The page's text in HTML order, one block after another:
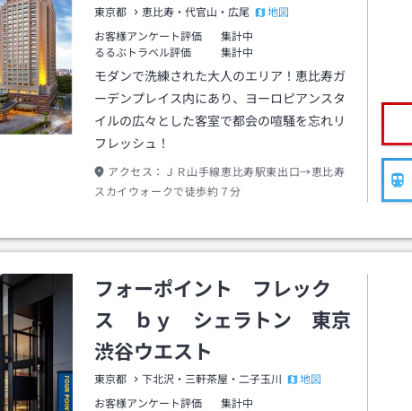
東京都 恵比寿・代官山・広尾
地図
お客様アンケート評価
集計中
るるぶトラベル評価
集計中
モダンで洗練された大人のエリア！恵比寿ガ
ーデンプレイス内にあり、ヨーロピアンスタ
イルの広々とした客室で都会の喧騒を忘れリ
フレッシュ！
アクセス：
ＪＲ山手線恵比寿駅東出口→恵比寿
スカイウォークで徒歩約７分
フォーポイント フレック
ス ｂｙ シェラトン 東京
渋谷ウエスト
東京都 下北沢・三軒茶屋・二子玉川
地図
お客様アンケート評価
集計中